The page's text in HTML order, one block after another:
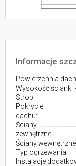
Informacje
Powierzchnia
Wysokość ścianki
Strop:
Pokrycie
dachu:
Ściany
zewnętrzne:
Ściany
Typ ogrzewania:
Instalacje